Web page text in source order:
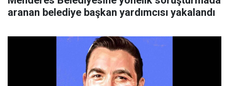
aranan belediye başkan yardımcısı yakalandı